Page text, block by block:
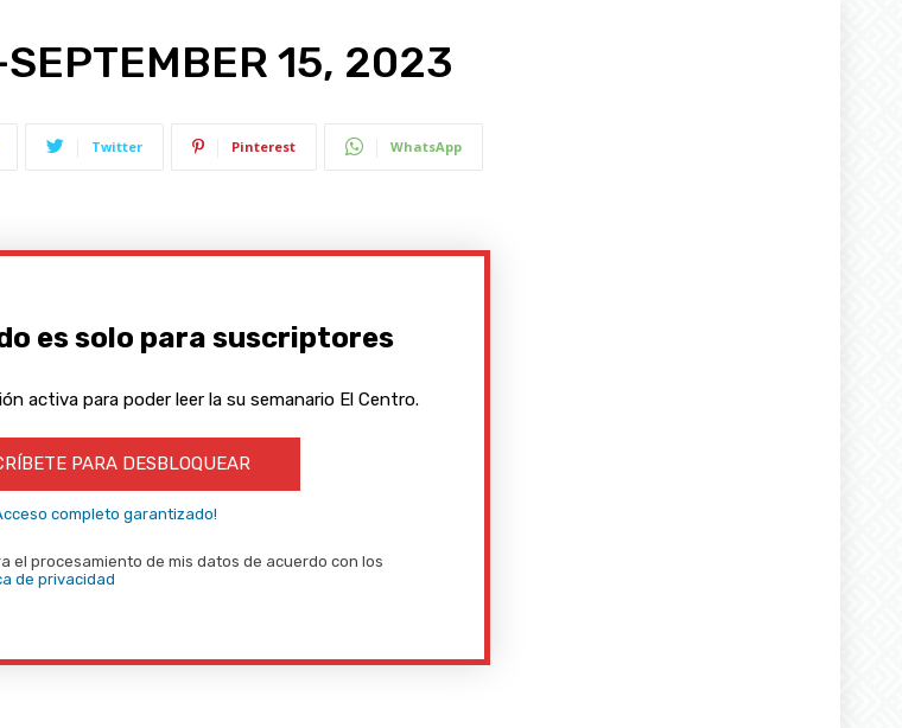
15, 2023
Twitter Pinterest WhatsApp
es solo para suscriptores
activa para poder leer la su semanario El Centro.
PARA DESBLOQUEAR
completo garantizado!
el procesamiento de mis datos de acuerdo con los
de privacidad